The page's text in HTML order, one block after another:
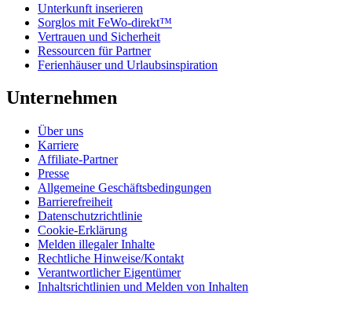
Unterkunft inserieren
Sorglos mit FeWo-direkt™
Vertrauen und Sicherheit
Ressourcen für Partner
Ferienhäuser und Urlaubsinspiration
Unternehmen
Über uns
Karriere
Affiliate-Partner
Presse
Allgemeine Geschäftsbedingungen
Barrierefreiheit
Datenschutzrichtlinie
Cookie-Erklärung
Melden illegaler Inhalte
Rechtliche Hinweise/Kontakt
Verantwortlicher Eigentümer
Inhaltsrichtlinien und Melden von Inhalten